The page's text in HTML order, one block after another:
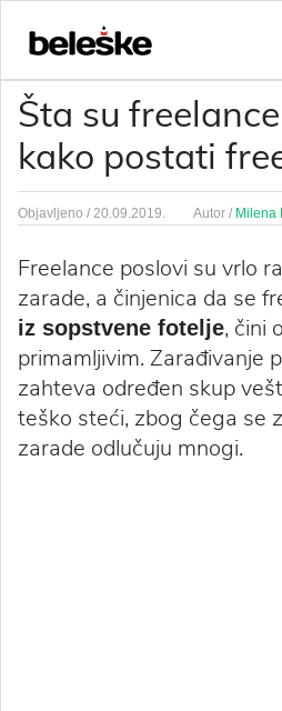
Šta su
kako postati
Objavljeno / 20.09.2019. Autor / Milena
Freelance poslovi su vrlo
zarade, a činjenica da se
iz sopstvene fotelje, čini
primamljivim. Zarađivanje
zahteva određen skup
teško steći, zbog čega se
zarade odlučuju mnogi.